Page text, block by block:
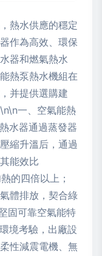
熱水供應的穩定
作為高效、環保
器和燃氣熱水
熱泵熱水機組在
并提供選購建
一、空氣能熱
水器通過蒸發器
縮升溫后，通過
能效比
的四倍以上；
體排放，契合綠
固可靠空氣能特
境考驗，出廠設
性減震電機、無